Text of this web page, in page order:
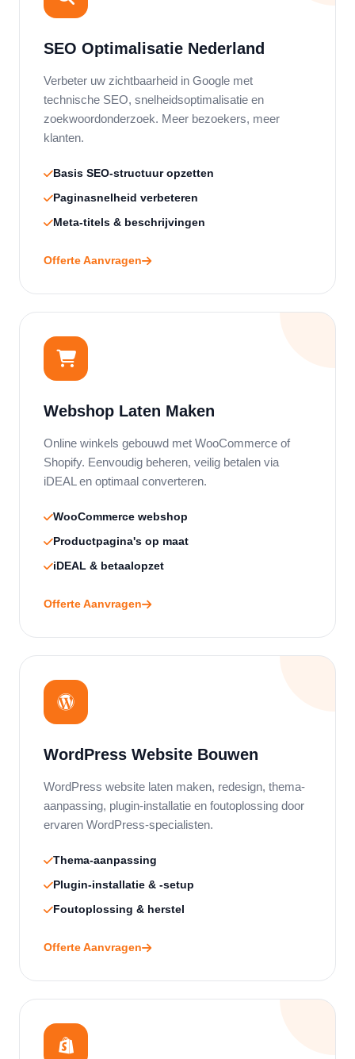
SEO Optimalisatie Nederland
Verbeter uw zichtbaarheid in Google met
technische SEO, snelheidsoptimalisatie en
zoekwoordonderzoek. Meer bezoekers, meer
klanten.
Basis SEO-structuur opzetten
Paginasnelheid verbeteren
Meta-titels & beschrijvingen
Offerte Aanvragen
Webshop Laten Maken
Online winkels gebouwd met WooCommerce of
Shopify. Eenvoudig beheren, veilig betalen via
iDEAL en optimaal converteren.
WooCommerce webshop
Productpagina's op maat
iDEAL & betaalopzet
Offerte Aanvragen
WordPress Website Bouwen
WordPress website laten maken, redesign, thema-
aanpassing, plugin-installatie en foutoplossing door
ervaren WordPress-specialisten.
Thema-aanpassing
Plugin-installatie & -setup
Foutoplossing & herstel
Offerte Aanvragen